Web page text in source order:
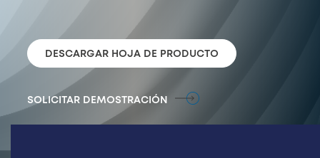
DESCARGAR HOJA DE PRODUCTO
SOLICITAR DEMOSTRACIÓN